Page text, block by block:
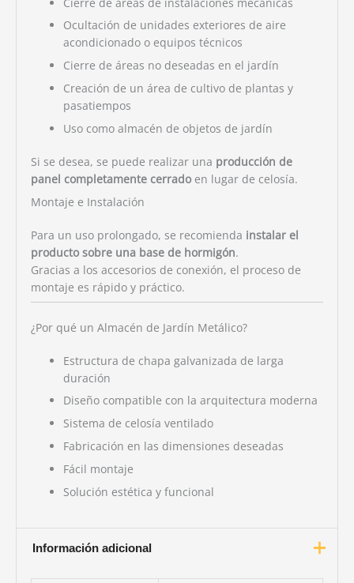
Ocultación de unidades exteriores de aire
acondicionado o equipos técnicos
Cierre de áreas no deseadas en el jardín
Creación de un área de cultivo de plantas y
pasatiempos
Uso como almacén de objetos de jardín
Si se desea, se puede realizar una producción de
panel completamente cerradoen lugar de celosía.
Montaje e Instalación
Para un uso prolongado, se recomienda instalar el
producto sobre una base de hormigón.
Gracias a los accesorios de conexión, el proceso de
montaje es rápido y práctico.
¿Por qué un Almacén de Jardín Metálico?
Estructura de chapa galvanizada de larga
duración
Diseño compatible con la arquitectura moderna
Sistema de celosía ventilado
Fabricación en las dimensiones deseadas
Fácil montaje
Solución estética y funcional
Información adicional